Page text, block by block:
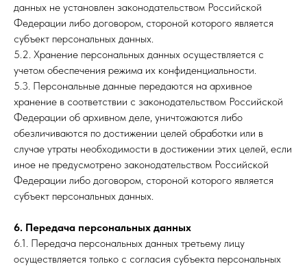
данных не установлен законодательством Российской
Федерации либо договором, стороной которого является
субъект персональных данных.
5.2. Хранение персональных данных осуществляется с
учетом обеспечения режима их конфиденциальности.
5.3. Персональные данные передаются на архивное
хранение в соответствии с законодательством Российской
Федерации об архивном деле, уничтожаются либо
обезличиваются по достижении целей обработки или в
случае утраты необходимости в достижении этих целей, если
иное не предусмотрено законодательством Российской
Федерации либо договором, стороной которого является
субъект персональных данных.
6. Передача персональных данных
6.1. Передача персональных данных третьему лицу
осуществляется только с согласия субъекта персональных